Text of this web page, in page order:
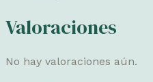
Valoraciones
No hay valoraciones aún.